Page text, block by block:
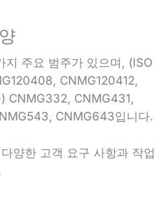
지 주요 범주가 있으며, (ISO
CNMG120412,
CNMG332, CNMG431,
CNMG643입니다.
양한 고객 요구 사항과 작업